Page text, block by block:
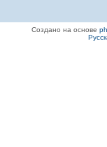
Создано на основе